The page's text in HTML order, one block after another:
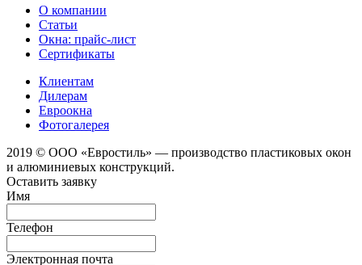
О компании
Статьи
Окна: прайс-лист
Сертификаты
Клиентам
Дилерам
Евроокна
Фотогалерея
2019 © ООО «Евростиль» — производство пластиковых окон
и алюминиевых конструкций.
Оставить заявку
Имя
Телефон
Электронная почта